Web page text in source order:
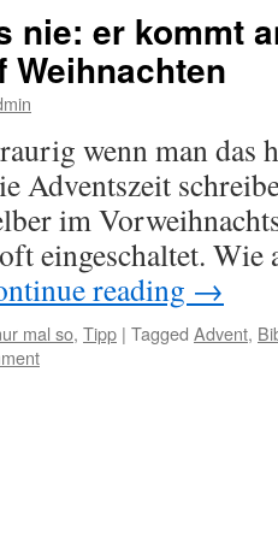
nie: er kommt
Weihnachten
wenn man das
Adventszeit
im
eingeschaltet.
reading →
mal so, Tipp | Tagged Advent,